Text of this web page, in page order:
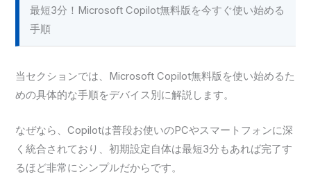
最短3分！Microsoft Copilot無料版を今すぐ使い始める
手順
当セクションでは、Microsoft Copilot無料版を使い始めるた
めの具体的な手順をデバイス別に解説します。
なぜなら、Copilotは普段お使いのPCやスマートフォンに深
く統合されており、初期設定自体は最短3分もあれば完了す
るほど非常にシンプルだからです。